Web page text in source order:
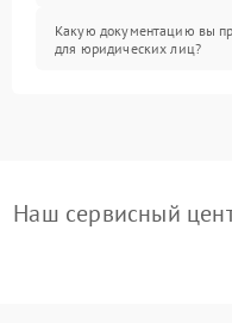
Какую документацию вы
для юридических лиц?
Наш сервисный